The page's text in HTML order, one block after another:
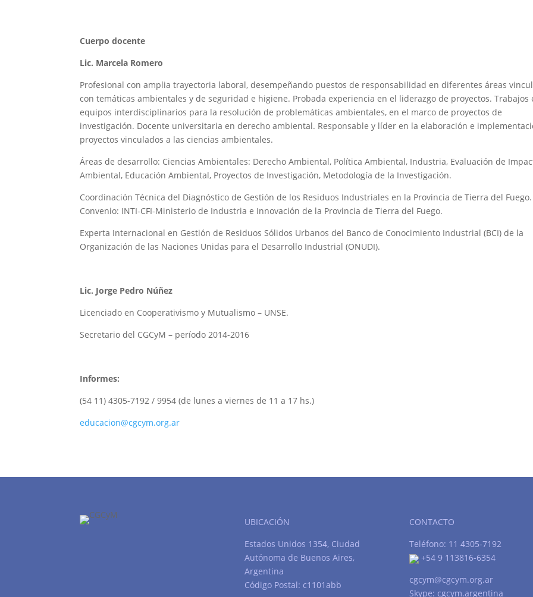
Cuerpo docente
Lic. Marcela Romero
Profesional con amplia trayectoria laboral, desempeñando puestos de responsabilidad en diferentes áreas
con temáticas ambientales y de seguridad e higiene. Probada experiencia en el liderazgo de proyectos. Trabajos
equipos interdisciplinarios para la resolución de problemáticas ambientales, en el marco de proyectos de
investigación. Docente universitaria en derecho ambiental. Responsable y líder en la elaboración e
proyectos vinculados a las ciencias ambientales.
Áreas de desarrollo: Ciencias Ambientales: Derecho Ambiental, Política Ambiental, Industria, Evaluación de
Ambiental, Educación Ambiental, Proyectos de Investigación, Metodología de la Investigación.
Coordinación Técnica del Diagnóstico de Gestión de los Residuos Industriales en la Provincia de Tierra del Fuego.
Convenio: INTI-CFI-Ministerio de Industria e Innovación de la Provincia de Tierra del Fuego.
Experta Internacional en Gestión de Residuos Sólidos Urbanos del Banco de Conocimiento Industrial (BCI) de la
Organización de las Naciones Unidas para el Desarrollo Industrial (ONUDI).
Lic. Jorge Pedro Núñez
Licenciado en Cooperativismo y Mutualismo – UNSE.
Secretario del CGCyM – período 2014-2016
Informes:
(54 11) 4305-7192 / 9954 (de lunes a viernes de 11 a 17 hs.)
educacion@cgcym.org.ar
UBICACIÓN
Estados Unidos 1354, Ciudad
Autónoma de Buenos Aires,
Argentina
Código Postal: c1101abb
CONTACTO
Teléfono: 11 4305-7192
+54 9 113816-6354
cgcym@cgcym.org.ar
Skype: cgcym.argentina